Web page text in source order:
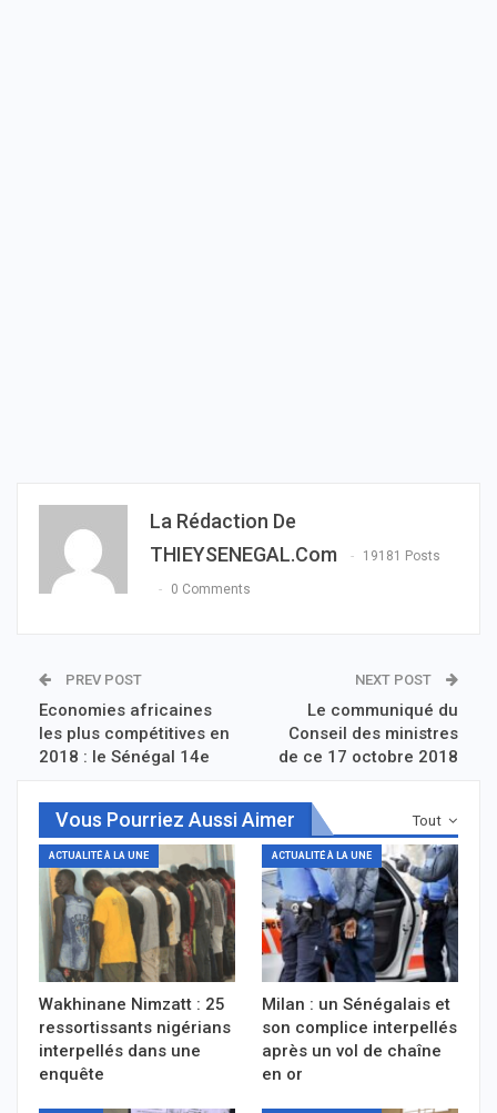
La Rédaction De
THIEYSENEGAL.com
19181 Posts
0 Comments
PREV POST
Economies africaines
les plus compétitives en
2018 : le Sénégal 14e
NEXT POST
Le communiqué du
Conseil des ministres
de ce 17 octobre 2018
Tout
Vous Pourriez Aussi Aimer
ACTUALITÉ À LA UNE
Wakhinane Nimzatt : 25
ressortissants nigérians
interpellés dans une
enquête
ACTUALITÉ À LA UNE
Milan : un Sénégalais et
son complice interpellés
après un vol de chaîne
en or